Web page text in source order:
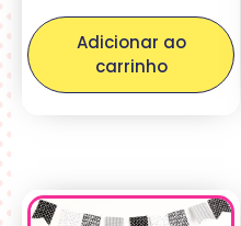
Adicionar ao
carrinho